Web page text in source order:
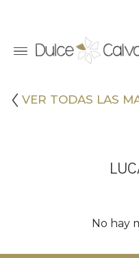
VER TODAS LAS
No hay